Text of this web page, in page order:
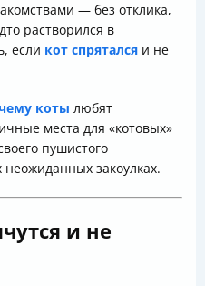
— без отклика,
растворился в
если кот спрятался и не
коты любят
места для «котовых»
пушистого
закоулках.
и не